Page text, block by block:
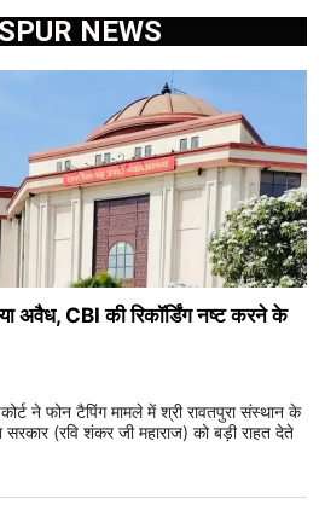
NEWS
अवैध, CBI की रिकॉर्डिंग नष्ट करने के
ने फोन टैपिंग मामले में श्री रावतपुरा संस्थान के
(रवि शंकर जी महाराज) को बड़ी राहत देते